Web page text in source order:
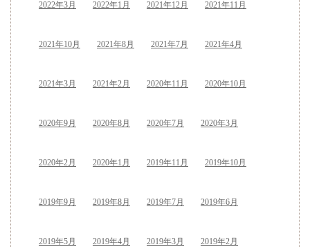
2022年3月 2022年1月 2021年12月 2021年11月
2021年10月 2021年8月 2021年7月 2021年4月
2021年3月 2021年2月 2020年11月 2020年10月
2020年9月 2020年8月 2020年7月 2020年3月
2020年2月 2020年1月 2019年11月 2019年10月
2019年9月 2019年8月 2019年7月 2019年6月
2019年5月 2019年4月 2019年3月 2019年2月